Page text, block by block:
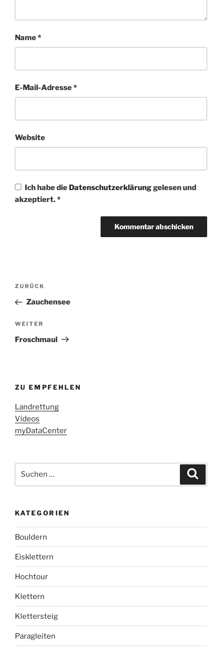
Name*
E-Mail-Adresse*
Website
Ich habe die Datenschutzerklärunggelesen und
akzeptiert.*
Beitragsnavigation
Vorheriger
Beitrag
ZURÜCK
Zauchensee
Nächster
Beitrag
WEITER
Froschmaul
ZU EMPFEHLEN
Landrettung
Videos
myDataCenter
nach:
KATEGORIEN
Bouldern
Eisklettern
Hochtour
Klettern
Klettersteig
Paragleiten